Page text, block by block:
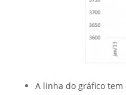
A linha do gráfico